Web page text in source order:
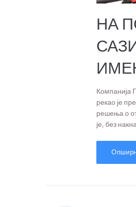
НА
Компанија
рекао је
решења о
је, без